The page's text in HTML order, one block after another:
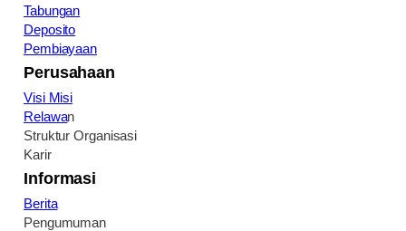
Tabungan
Deposito
Pembiayaan
Perusahaan
Visi Misi
Relawan
Struktur Organisasi
Karir
Informasi
Berita
Pengumuman